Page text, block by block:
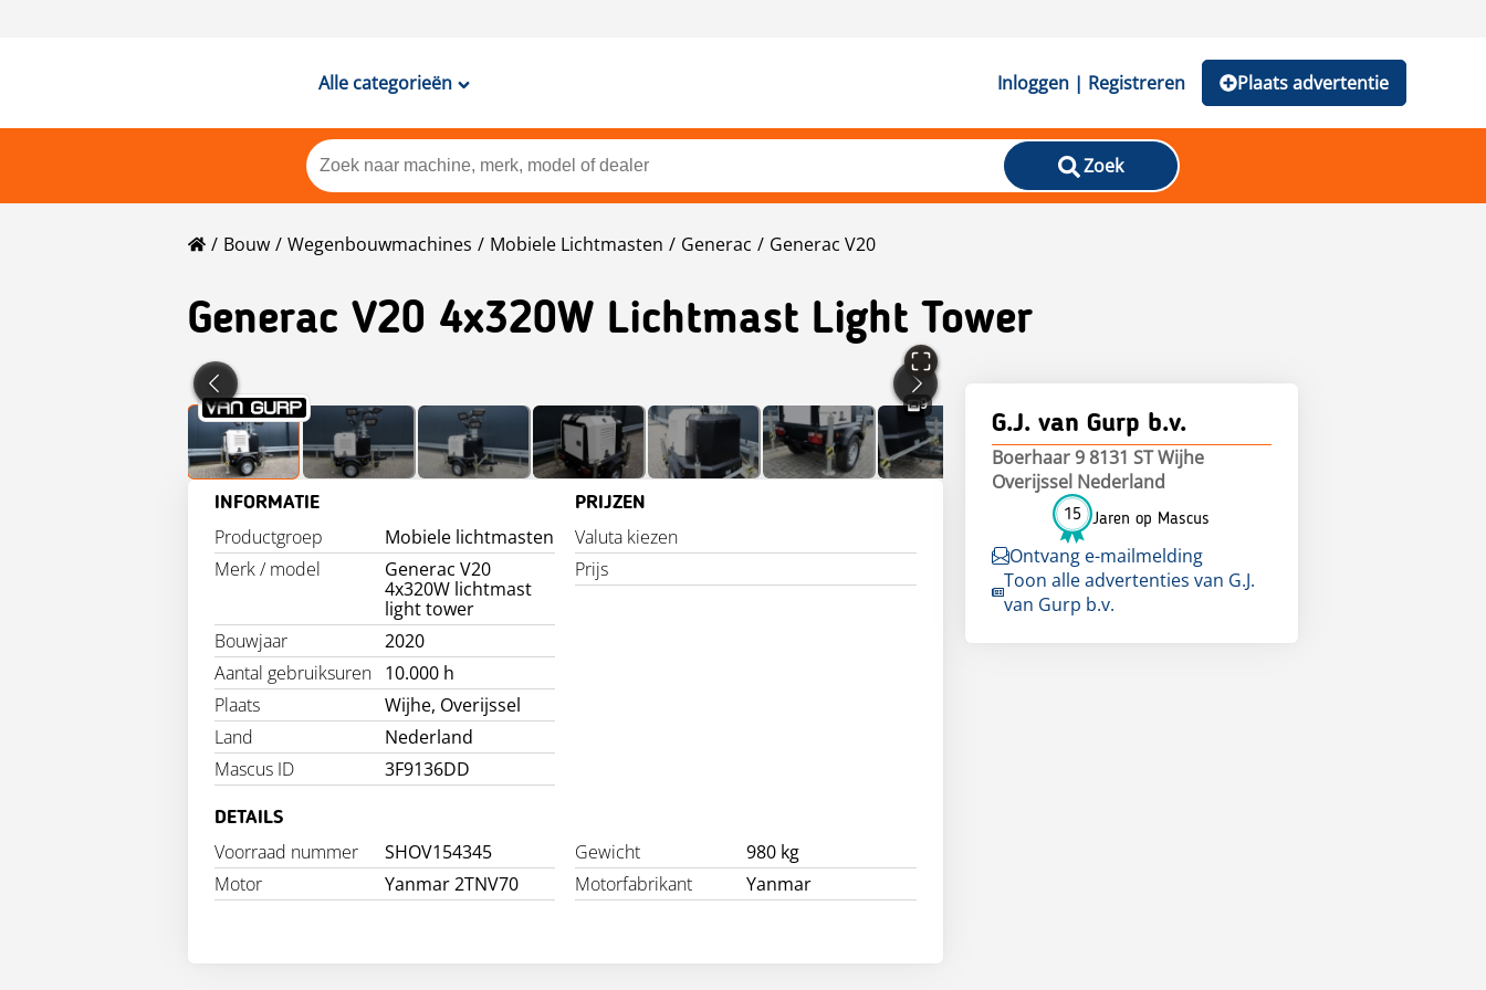
Alle categorieën Inloggen | Registreren Plaats advertentie
Zoek
Bouw Wegenbouwmachines Mobiele Lichtmasten Generac Generac V20
Generac V20 4x320W Lichtmast Light Tower
9
INFORMATIE
Productgroep
Mobiele lichtmasten
Merk / model
Generac V20
4x320W lichtmast
light tower
Bouwjaar
2020
Aantal gebruiksuren 10.000 h
Plaats
Wijhe, Overijssel
Land
Nederland
Mascus ID
3F9136DD
PRIJZEN
Valuta kiezen
Prijs
DETAILS
Voorraad nummer SHOV154345 Gewicht
980 kg
Motor
Yanmar 2TNV70 Motorfabrikant Yanmar
G.J. van Gurp b.v.
Boerhaar 9 8131 ST Wijhe
Overijssel Nederland
15 Jaren op Mascus
Ontvang e-mailmelding
Toon alle advertenties van G.J.
van Gurp b.v.